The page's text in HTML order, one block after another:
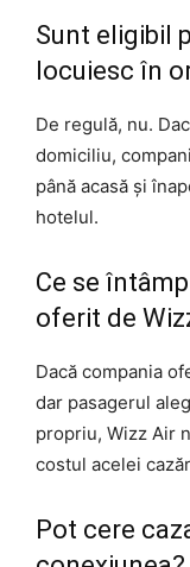
Sunt eligibil
locuiesc în
De regulă, nu.
domiciliu,
până acasă și
hotelul.
Ce se
oferit de
Dacă compania
dar pasagerul
propriu, Wizz Air
costul acelei
Pot cere